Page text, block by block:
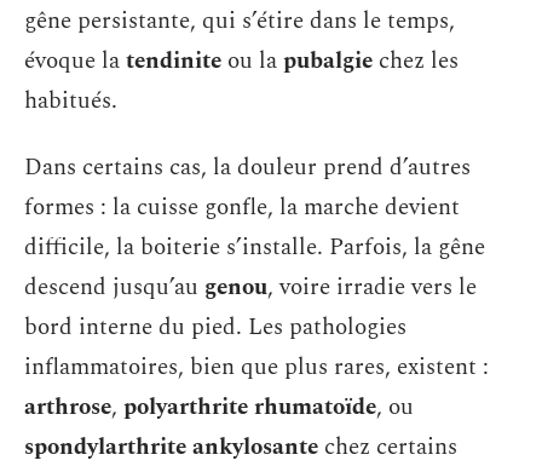
gêne persistante, qui s’étire dans le temps,
évoque latendinite ou lapubalgie chez les
habitués.
Dans certains cas, la douleur prend d’autres
formes : la cuisse gonfle, la marche devient
difficile, la boiterie s’installe. Parfois, la gêne
descend jusqu’au genou, voire irradie vers le
bord interne du pied. Les pathologies
inflammatoires, bien que plus rares, existent :
arthrose, polyarthrite rhumatoïde, ou
spondylarthrite ankylosante chez certains